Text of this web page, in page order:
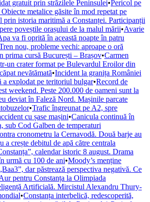
gratuit prin străzilele Peninsulei•Pericol pe
metalice găsite în mod repetat pe
prin istoria maritimă a Constanței. Participanții
poveștile orașului de la malul mării•Avarie
va fi oprită în această noapte în patru
nou, probleme vechi: aproape o oră
prima cursă București – Brașov•Carmen
un crater format pe Bulevardul Eroilor din
nevătămată•Incident la granița României
explodat pe teritoriul bulgar•Record de
weekend. Peste 200.000 de oameni sunt la
deviat în Faleză Nord. Mașinile parcate
•Trafic îngreunat pe A2, spre
cu șase mașini•Canicula continuă în
sub Cod Galben de temperaturi
cronometru la Cernavodă. Două barje au
a crește debitul de apă către centrala
calendar istoric 8 august. Drama
urmă cu 100 de ani•Moody’s menține
dar păstrează perspectiva negativă. Ce
pentru Constanța la Olimpiada
Artificială. Mircistul Alexandru Thury-
•Constanța interbelică, redescoperită,